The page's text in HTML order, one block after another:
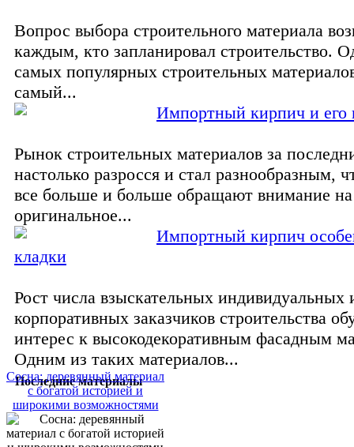
Вопрос выбора строительного материала
каждым, кто запланировал строительство.
самых популярных строительных
самый...
Импортный кирпич и его
Рынок строительных материалов за
настолько разросся и стал разнообразным,
все больше и больше обращают внимание
оригинальное...
Импортный кирпич
кладки
Рост числа взыскательных индивидуальных
корпоративных заказчиков строительства
интерес к высокодекоративным фасадным
Одним из таких материалов...
Последние материалы
Сосна: деревянный материал
с богатой историей и
широкими возможностями